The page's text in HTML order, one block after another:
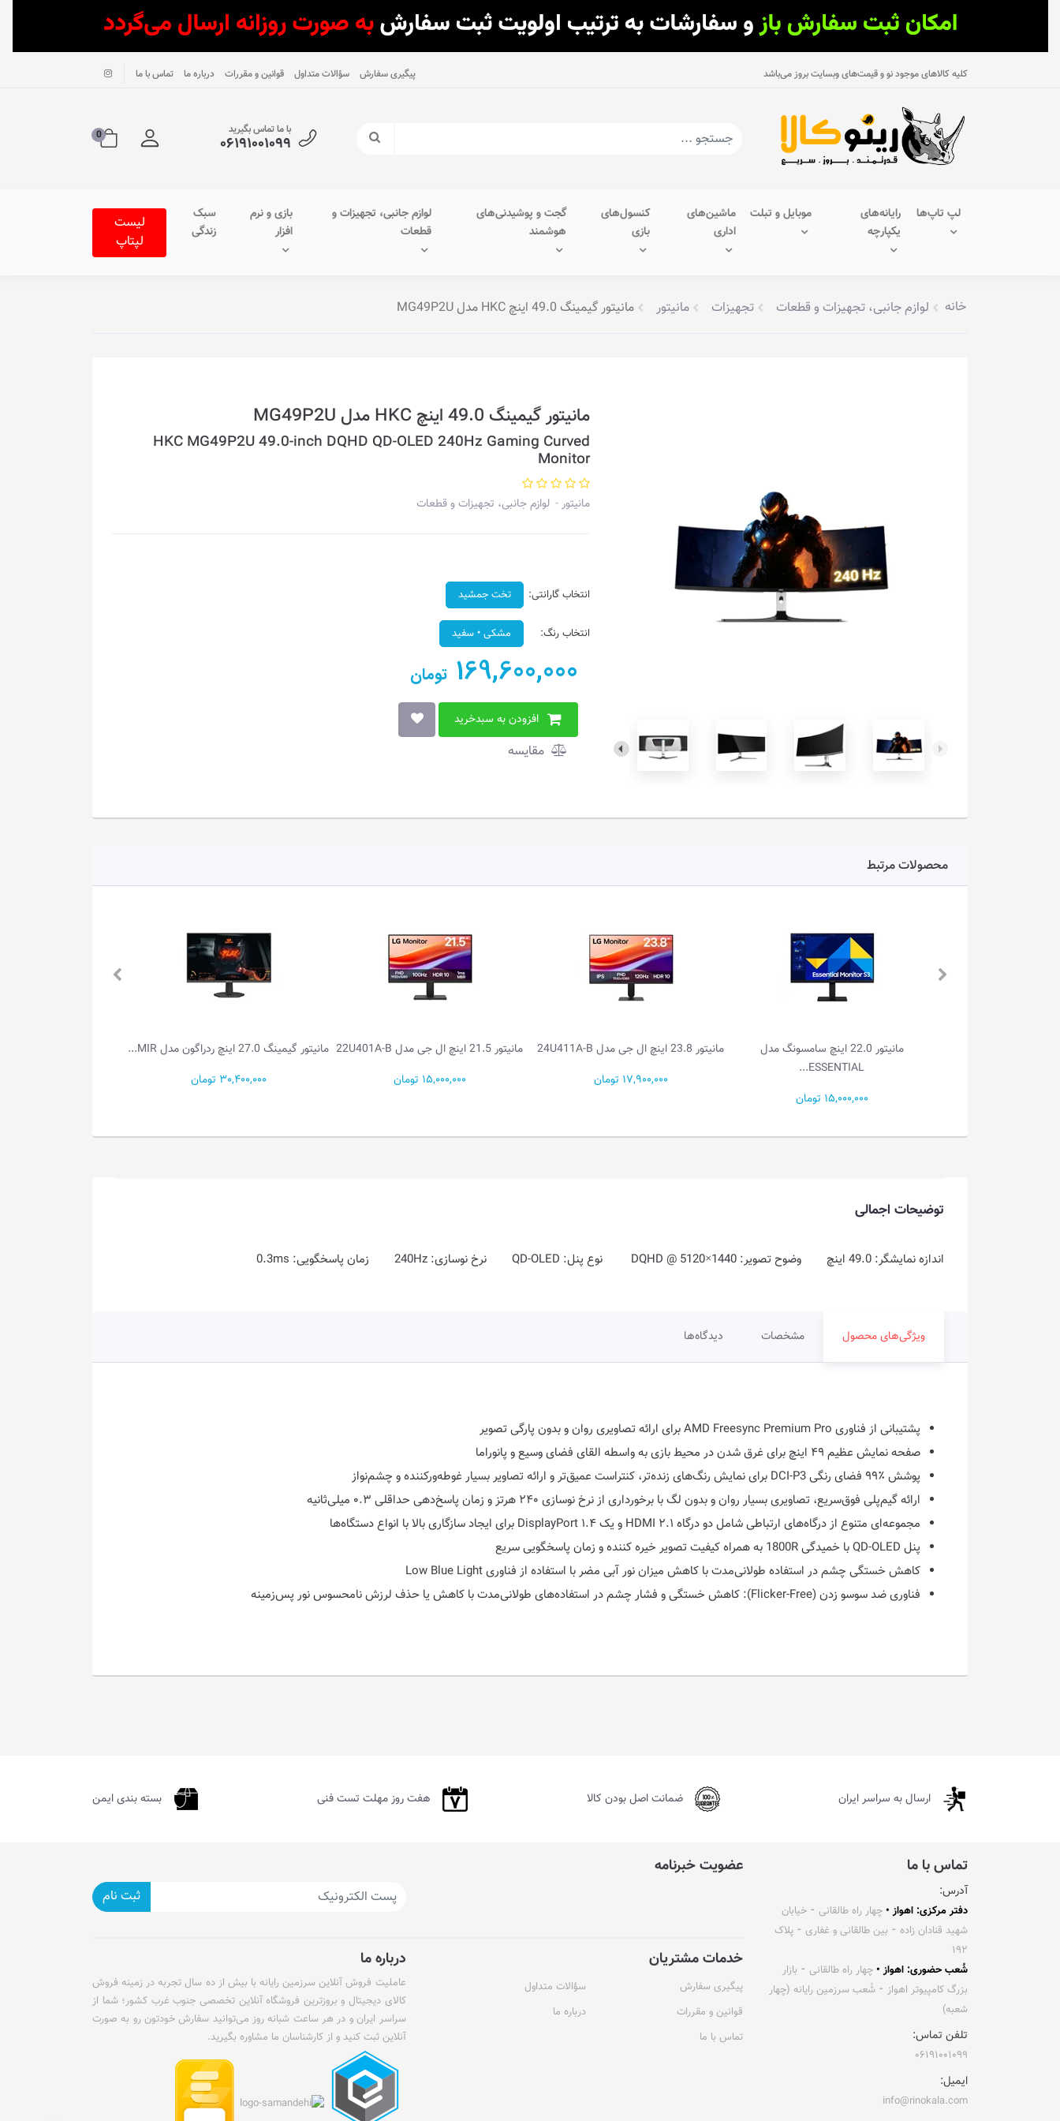
کلیه کالاهای موجود نو و قیمت‌های وبسایت بروز می‌باشد پیگیری سفارش سؤالات متداول قوانین و مقررات درباره ما تماس با ما
با ما تماس بگیرید
۰۶۱۹۱۰۰۱۰۹۹ 0
لپ تاپ‌ها
رایانه‌های
یکپارچه
موبایل و تبلت
ماشین‌های
اداری
کنسول‌های
بازی
گجت و پوشیدنی‌های
هوشمند
لوازم جانبی، تجهیزات و
قطعات
بازی و نرم
افزار
سبک
زندگی
لیست
لپتاپ
خانه لوازم جانبی، تجهیزات و قطعات تجهیزات مانیتور مانیتور گیمینگ 49.0 اینچ HKC مدل MG49P2U
مانیتور گیمینگ 49.0 اینچ HKC مدل MG49P2U
HKC MG49P2U 49.0-inch DQHD QD-OLED 240Hz Gaming Curved
Monitor
مانیتور لوازم جانبی، تجهیزات و قطعات
انتخاب گارانتی: تخت جمشید
انتخاب رنگ: مشکی • سفید
169,600,000 تومان
افزودن به سبدخرید
مقایسه
محصولات مرتبط
مانیتور 22.0 اینچ سامسونگ مدل
ESSENTIAL...
15,000,000 تومان
مانیتور 23.8 اینچ ال جی مدل 24U411A-B
17,900,000 تومان
مانیتور 21.5 اینچ ال جی مدل 22U401A-B
15,000,000 تومان
مانیتور گیمینگ 27.0 اینچ ردراگون مدل MIR...
30,400,000 تومان
توضیحات اجمالی
اندازه نمایشگر: 49.0 اینچ وضوح تصویر: DQHD @ 5120×1440 نوع پنل: QD-OLED نرخ نوسازی: 240Hz زمان پاسخگویی: 0.3ms
ویژگی‌های محصول مشخصات دیدگاه‌ها
پشتیبانی از فناوری AMD Freesync Premium Pro برای ارائه تصاویری روان و بدون پارگی تصویر
صفحه نمایش عظیم ۴۹ اینچ برای غرق شدن در محیط بازی به واسطه القای فضای وسیع و پانوراما
پوشش ٪۹۹ فضای رنگی DCI-P3 برای نمایش رنگ‌های زنده‌تر، کنتراست عمیق‌تر و ارائه تصاویر بسیار غوطه‌ورکننده و چشم‌نواز
ارائه گیم‌پلی فوق‌سریع، تصاویری بسیار روان و بدون لگ با برخورداری از نرخ نوسازی ۲۴۰ هرتز و زمان پاسخ‌دهی حداقلی ۰.۳ میلی‌ثانیه
مجموعه‌ای متنوع از درگاه‌های ارتباطی شامل دو درگاه HDMI ۲.۱ و یک DisplayPort ۱.۴ برای ایجاد سازگاری بالا با انواع دستگاه‌ها
پنل QD-OLED با خمیدگی 1800R به همراه کیفیت تصویر خیره کننده و زمان پاسخگویی سریع
کاهش خستگی چشم در استفاده طولانی‌مدت با کاهش میزان نور آبی مضر با استفاده از فناوری Low Blue Light
فناوری ضد سوسو زدن (Flicker-Free):‌ کاهش خستگی و فشار چشم در استفاده‌های طولانی‌مدت با کاهش یا حذف لرزش نامحسوس نور پس‌زمینه
ارسال به سراسر ایران ضمانت اصل بودن کالا هفت روز مهلت تست فنی بسته بندی ایمن
تماس با ما
آدرس:
دفتر مرکزی: اهواز • چهار راه طالقانی ⁃ خیابان
شهید قنادان زاده ⁃ بین طالقانی و غفاری ⁃ پلاک
۱۹۲
شُعب حضوری: اهواز • چهار راه طالقانی ⁃ بازار
بزرگ کامپیوتر اهواز ⁃ شُعب سرزمین رایانه (چهار
شعبه)
تلفن تماس:
۰۶۱۹۱۰۰۱۰۹۹
ایمیل:
info@rinokala.com
عضویت خبرنامه
ثبت نام
خدمات مشتریان
پیگیری سفارش
سؤالات متداول
قوانین و مقررات
درباره ما
تماس با ما
درباره ما
عاملیت فروش آنلاین سرزمین رایانه با بیش از ده سال تجربه در زمینه فروش
کالای دیجیتال و بروزترین فروشگاه آنلاین تخصصی جنوب غرب کشور؛ شما از
سراسر ایران و در هر ساعت شبانه روز می‌توانید سفارش خودتون رو به صورت
آنلاین ثبت کنید و از کارشناسان ما مشاوره بگیرید.